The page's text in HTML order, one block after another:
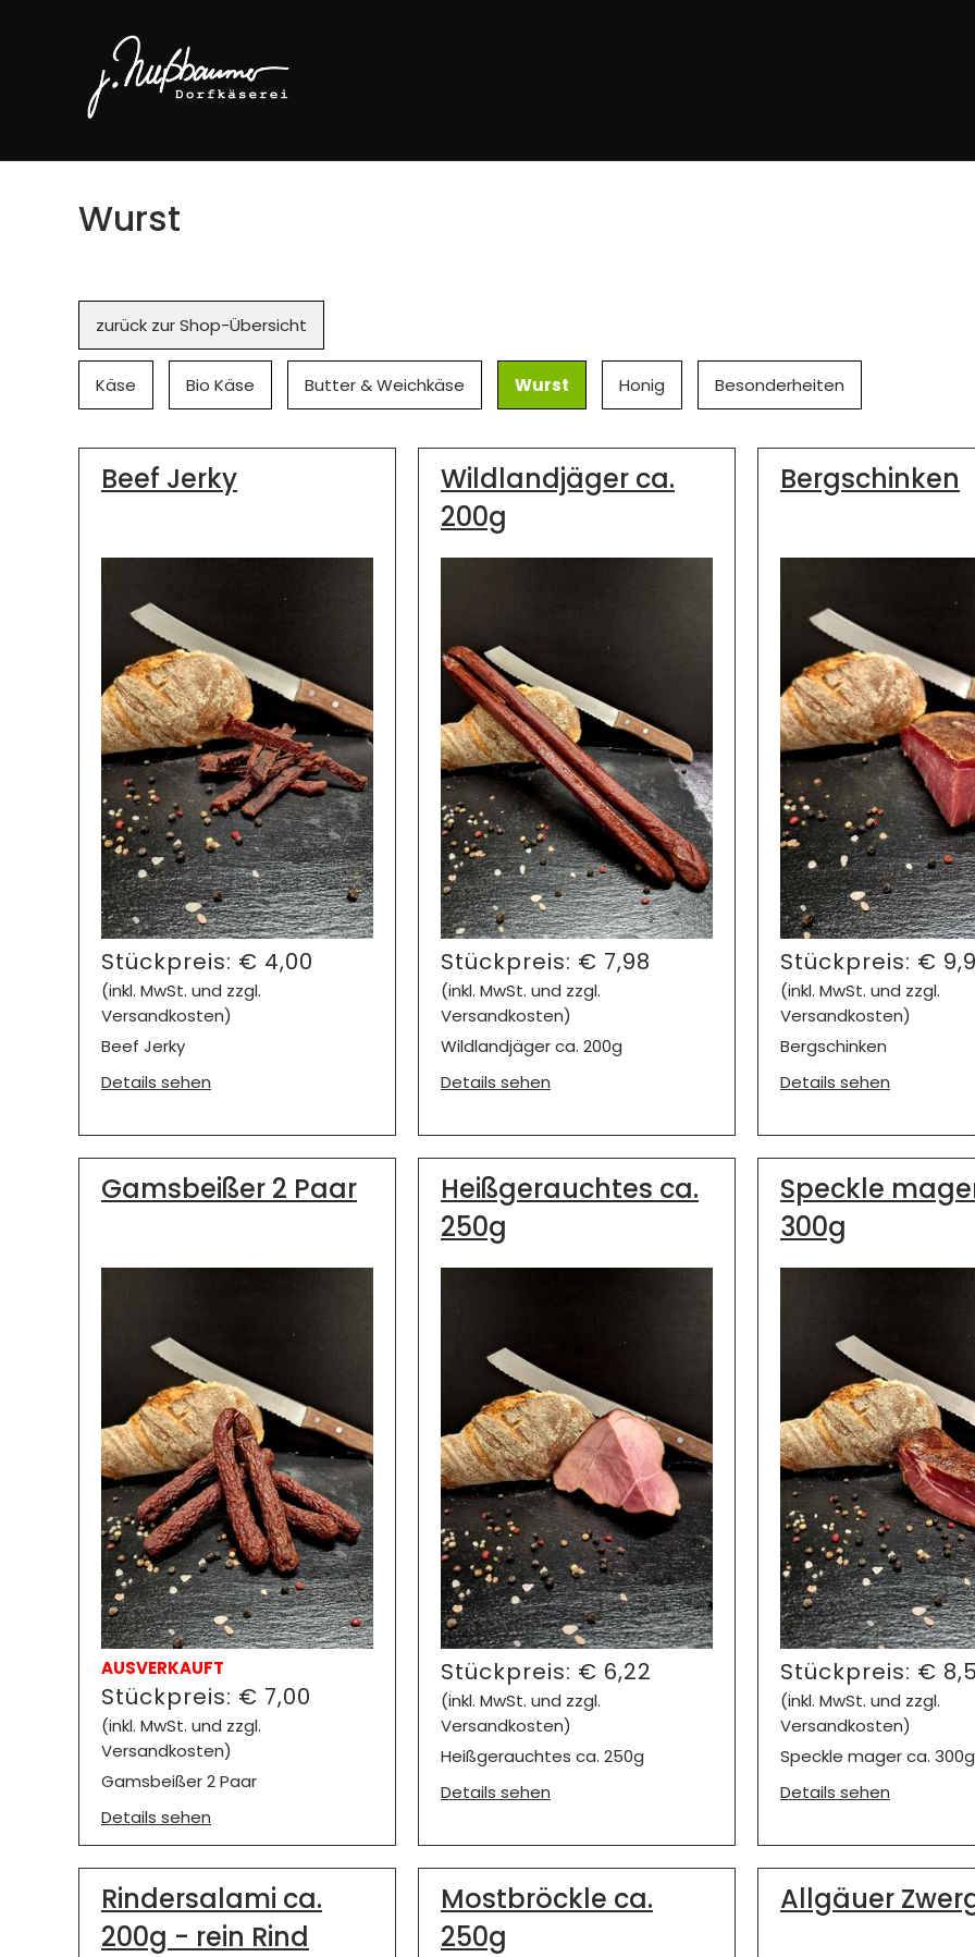
Wurst
überspringen
zurück zur Shop-Übersicht
Käse Bio Käse Butter & Weichkäse Wurst Honig Besonderheiten
Beef Jerky
Stückpreis: € 4,00
(inkl. MwSt. und zzgl.
Versandkosten)
Beef Jerky
Details sehen
Wildlandjäger ca.
200g
Stückpreis: € 7,98
(inkl. MwSt. und zzgl.
Versandkosten)
Wildlandjäger ca. 200g
Details sehen
Bergschinken
Stückpreis: €
(inkl. MwSt. und zzgl.
Versandkosten)
Bergschinken
Details sehen
Gamsbeißer 2 Paar
AUSVERKAUFT
Stückpreis: € 7,00
(inkl. MwSt. und zzgl.
Versandkosten)
Gamsbeißer 2 Paar
Details sehen
Heißgerauchtes ca.
250g
Stückpreis: € 6,22
(inkl. MwSt. und zzgl.
Versandkosten)
Heißgerauchtes ca. 250g
Details sehen
Speckle
300g
Stückpreis: €
(inkl. MwSt. und zzgl.
Versandkosten)
Speckle mager ca. 300g
Details sehen
Rindersalami ca.
200g - rein Rind
Mostbröckle ca.
250g
Allgäuer